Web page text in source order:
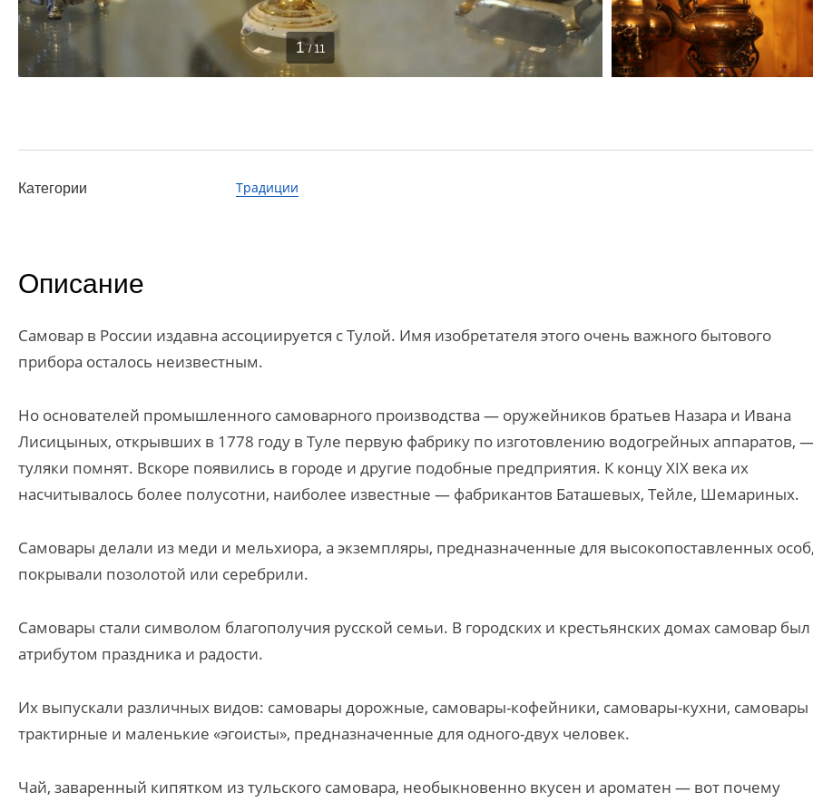
1 / 11
Категории Традиции
Описание
Самовар в России издавна ассоциируется с Тулой. Имя изобретателя этого очень важного бытового
прибора осталось неизвестным.
Но основателей промышленного самоварного производства — оружейников братьев Назара и Ивана
Лисицыных, открывших в 1778 году в Туле первую фабрику по изготовлению водогрейных аппаратов,
туляки помнят. Вскоре появились в городе и другие подобные предприятия. К концу XIX века их
насчитывалось более полусотни, наиболее известные — фабрикантов Баташевых, Тейле, Шемариных.
Самовары делали из меди и мельхиора, а экземпляры, предназначенные для высокопоставленных
покрывали позолотой или серебрили.
Самовары стали символом благополучия русской семьи. В городских и крестьянских домах самовар был
атрибутом праздника и радости.
Их выпускали различных видов: самовары дорожные, самовары-кофейники, самовары-кухни, самовары
трактирные и маленькие «эгоисты», предназначенные для одного-двух человек.
Чай, заваренный кипятком из тульского самовара, необыкновенно вкусен и ароматен — вот почему